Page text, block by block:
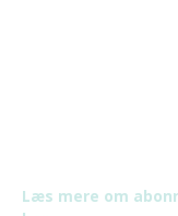
Læs mere om